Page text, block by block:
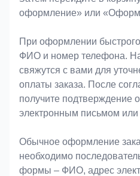
оформление» или
При оформлении быстрого
ФИО и номер телефона.
свяжутся с вами для
оплаты заказа. После
получите подтверждение
электронным письмом
Обычное оформление
необходимо
формы – ФИО, адрес